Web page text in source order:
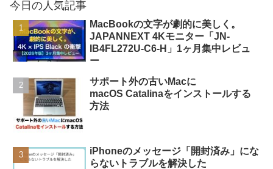
今日の人気記事
MacBookの文字が劇的に美しく。
JAPANNEXT 4Kモニター「JN-
IB4FL272U-C6-H」1ヶ月集中レビュ
ー
サポート外の古いMacに
macOS Catalinaをインストールする
方法
iPhoneのメッセージ「開封済み」にな
らないトラブルを解決した